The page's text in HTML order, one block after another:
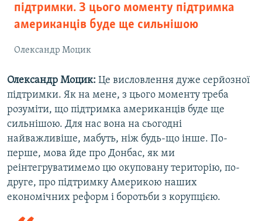
підтримки. З цього моменту підтримка
американців буде ще сильнішою
Олександр Моцик
Олександр Моцик: Це висловлення дуже серйозної
підтримки. Як на мене, з цього моменту треба
розуміти, що підтримка американців буде ще
сильнішою. Для нас вона на сьогодні
найважливіше, мабуть, ніж будь-що інше. По-
перше, мова йде про Донбас, як ми
реінтегруватимемо цю окуповану територію, по-
друге, про підтримку Америкою наших
економічних реформ і боротьби з корупцією.